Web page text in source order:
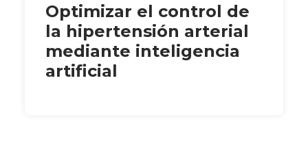
Optimizar el control de
la hipertensión arterial
mediante inteligencia
artificial